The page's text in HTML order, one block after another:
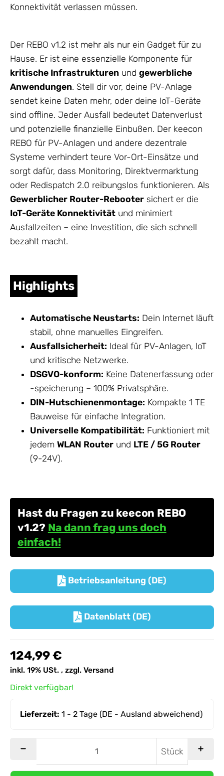
Konnektivität verlassen müssen.
Der REBO v1.2 ist mehr als nur ein Gadget für zu
Hause. Er ist eine essenzielle Komponente für
kritische Infrastrukturen und gewerbliche
Anwendungen. Stell dir vor, deine PV-Anlage
sendet keine Daten mehr, oder deine IoT-Geräte
sind offline. Jeder Ausfall bedeutet Datenverlust
und potenzielle finanzielle Einbußen. Der keecon
REBO für PV-Anlagen und andere dezentrale
Systeme verhindert teure Vor-Ort-Einsätze und
sorgt dafür, dass Monitoring, Direktvermarktung
oder Redispatch 2.0 reibungslos funktionieren. Als
Gewerblicher Router-Rebooter sichert er die
IoT-Geräte Konnektivität und minimiert
Ausfallzeiten – eine Investition, die sich schnell
bezahlt macht.
Highlights
Automatische Neustarts: Dein Internet läuft
stabil, ohne manuelles Eingreifen.
Ausfallsicherheit: Ideal für PV-Anlagen, IoT
und kritische Netzwerke.
DSGVO-konform: Keine Datenerfassung oder
-speicherung – 100% Privatsphäre.
DIN-Hutschienenmontage: Kompakte 1 TE
Bauweise für einfache Integration.
Universelle Kompatibilität: Funktioniert mit
jedem WLAN Router und LTE / 5G Router
(9-24V).
Hast du Fragen zu keecon REBO
v1.2? Na dann frag uns doch
einfach!
 Betriebsanleitung (DE)
Datenblatt (DE)
124,99 €
inkl. 19% USt. , zzgl. Versand
Direkt verfügbar!
Lieferzeit:1 - 2 Tage (DE - Ausland abweichend)
Stück